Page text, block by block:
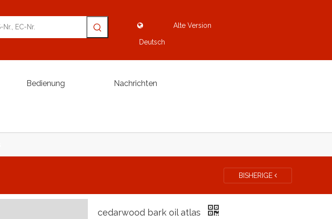
Deutsch
Alte Version
Bedienung Nachrichten
BISHERIGE
cedarwood bark oil atlas